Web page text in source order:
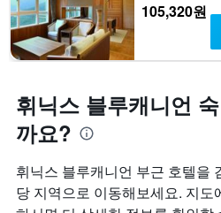
105,320원
휘닉스 블루캐니언
까요?
휘닉스 블루캐니언 부근 호텔을
당 지역으로 이동해보세요. 지도